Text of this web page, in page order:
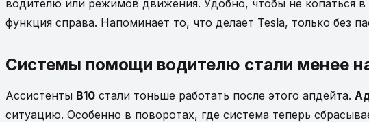
водителю или режимов движения. Удобно, чтобы не копаться
функция справа. Напоминает то, что делает Tesla, только без
Системы помощи водителю стали менее
Ассистенты B10 стали тоньше работать после этого апдейта.
ситуацию. Особенно в поворотах, где система теперь